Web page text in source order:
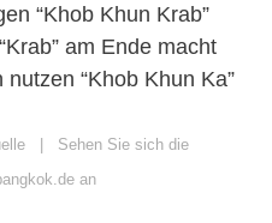
“Khob Khun Krab”
am Ende macht
“Khob Khun Ka”
| Sehen Sie sich die
an